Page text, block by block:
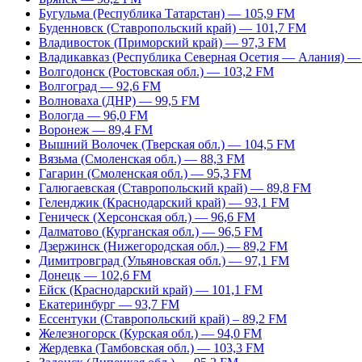
Бугульма (Республика Татарстан) — 105,9 FM
Буденновск (Ставропольский край) — 101,7 FM
Владивосток (Приморский край) — 97,3 FM
Владикавказ (Республика Северная Осетия — Алания)
Волгодонск (Ростовская обл.) — 103,2 FM
Волгоград — 92,6 FM
Волноваха (ДНР) — 99,5 FM
Вологда — 96,0 FM
Воронеж — 89,4 FM
Вышний Волочек (Тверская обл.) — 104,5 FM
Вязьма (Смоленская обл.) — 88,3 FM
Гагарин (Смоленская обл.) — 95,3 FM
Галюгаевская (Ставропольский край) — 89,8 FM
Геленджик (Краснодарский край) — 93,1 FM
Геническ (Херсонская обл.) — 96,6 FM
Далматово (Курганская обл.) — 96,5 FM
Дзержинск (Нижегородская обл.) — 89,2 FM
Димитровград (Ульяновская обл.) — 97,1 FM
Донецк — 102,6 FM
Ейск (Краснодарский край) — 101,1 FM
Екатеринбург — 93,7 FM
Ессентуки (Ставропольский край) – 89,2 FM
Железногорск (Курская обл.) — 94,0 FM
Жердевка (Тамбовская обл.) — 103,3 FM